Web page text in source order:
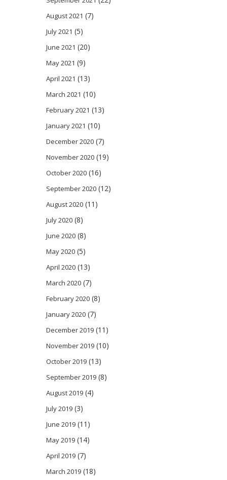
August 2021 (7)
July 2021 (5)
June 2021 (20)
May 2021 (9)
April 2021 (13)
March 2021 (10)
February 2021 (13)
January 2021 (10)
December 2020 (7)
November 2020 (19)
October 2020 (16)
September 2020 (12)
August 2020 (11)
July 2020 (8)
June 2020 (8)
May 2020 (5)
April 2020 (13)
March 2020 (7)
February 2020 (8)
January 2020 (7)
December 2019 (11)
November 2019 (10)
October 2019 (13)
September 2019 (8)
August 2019 (4)
July 2019 (3)
June 2019 (11)
May 2019 (14)
April 2019 (7)
March 2019 (18)